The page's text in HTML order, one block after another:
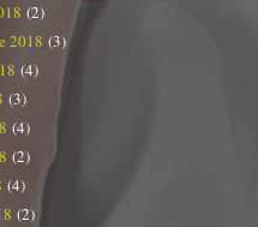
(2)
2018 (3)
(4)
(3)
(4)
(2)
(4)
(2)